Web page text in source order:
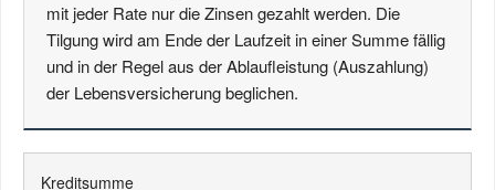
mit jeder Rate nur die Zinsen gezahlt werden. Die
Tilgung wird am Ende der Laufzeit in einer Summe fällig
und in der Regel aus der Ablaufleistung (Auszahlung)
der Lebensversicherung beglichen.
Kreditsumme